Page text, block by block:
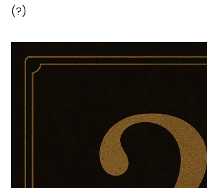
(?)